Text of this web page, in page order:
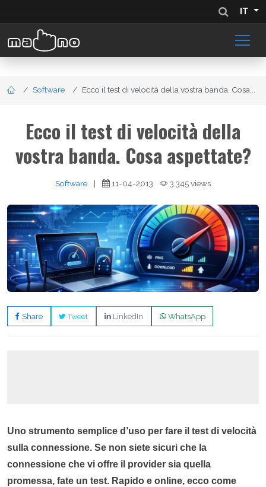
IT
Software Ecco il test di velocità della vostra banda. Cosa...
Ecco il test di velocità della
vostra banda. Cosa aspettate?
Software | 11-04-2013 3,345 views
Share Tweet LinkedIn WhatsApp
Uno strumento semplice d’uso per fare il test di velocità
sulla connessione. Se non siete sicuri che la
connessione che vi offre il provider sia quella
promessa, fate un test. Rapido e online, ecco come